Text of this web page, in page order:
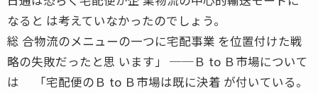
なると は考えていなかったのでしょう。
総 合物流のメニューの一つに宅配事業 を位置付けた戦
略の失敗だったと思 います」 ──Ｂ to Ｂ市場について
は 「宅配便のＢ to Ｂ市場は既に決着 が付いている。